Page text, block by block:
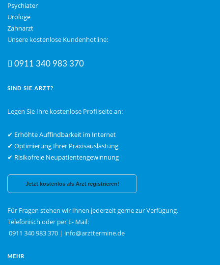
Psychiater
Urologe
Zahnarzt
Unsere kostenlose Kundenhotline:
0911 340 983 370
SIND SIE ARZT?
Legen Sie Ihre kostenlose Profilseite an:
✔ Erhöhte Auffindbarkeit im Internet
✔ Optimierung Ihrer Praxisauslastung
✔ Risikofreie Neupatientengewinnung
Jetzt kostenlos als Arzt registrieren!
Für Fragen stehen wir Ihnen jederzeit gerne zur Verfügung.
Telefonisch oder per E- Mail:
0911 340 983 370 | info@arzttermine.de
MEHR